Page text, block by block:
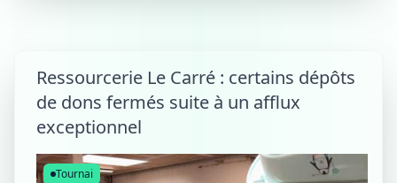
Ressourcerie Le Carré : certains dépôts
de dons fermés suite à un afflux
exceptionnel
Tournai